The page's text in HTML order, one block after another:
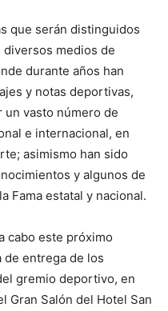
que serán distinguidos
medios de
durante años han
y notas deportivas,
un vasto número de
e internacional, en
asimismo han sido
y algunos de
Fama estatal y nacional.
cabo este próximo
de entrega de los
gremio deportivo, en
Gran Salón del Hotel San